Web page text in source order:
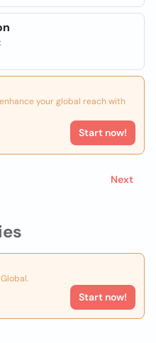
Start now!
your global reach with
Start now!
Next